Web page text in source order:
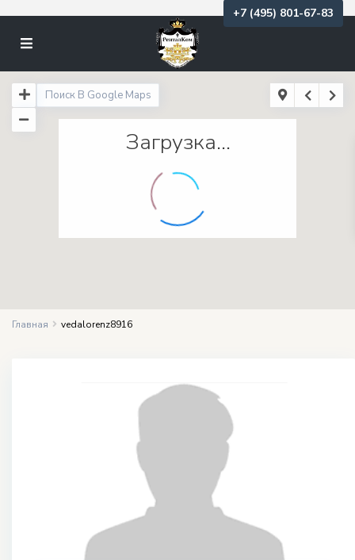
+7 (495) 801-67-83
Загрузка...
Главная vedalorenz8916